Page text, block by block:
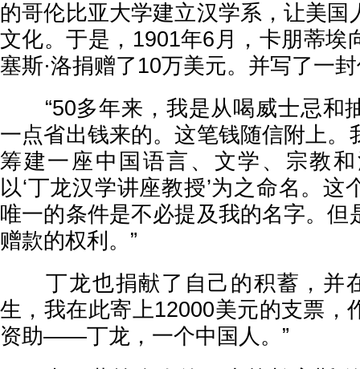
的哥伦比亚大学建立汉学系，让美国
文化。于是，1901年6月，卡朋蒂埃
塞斯·洛捐赠了10万美元。并写了一
“50多年来，我是从喝威士忌和
一点省出钱来的。这笔钱随信附上。
筹建一座中国语言、文学、宗教
以‘丁龙汉学讲座教授’为之命名。这
唯一的条件是不必提及我的名字。但
赠款的权利。”
丁龙也捐献了自己的积蓄，并
生，我在此寄上12000美元的支票，
资助——丁龙，一个中国人。”